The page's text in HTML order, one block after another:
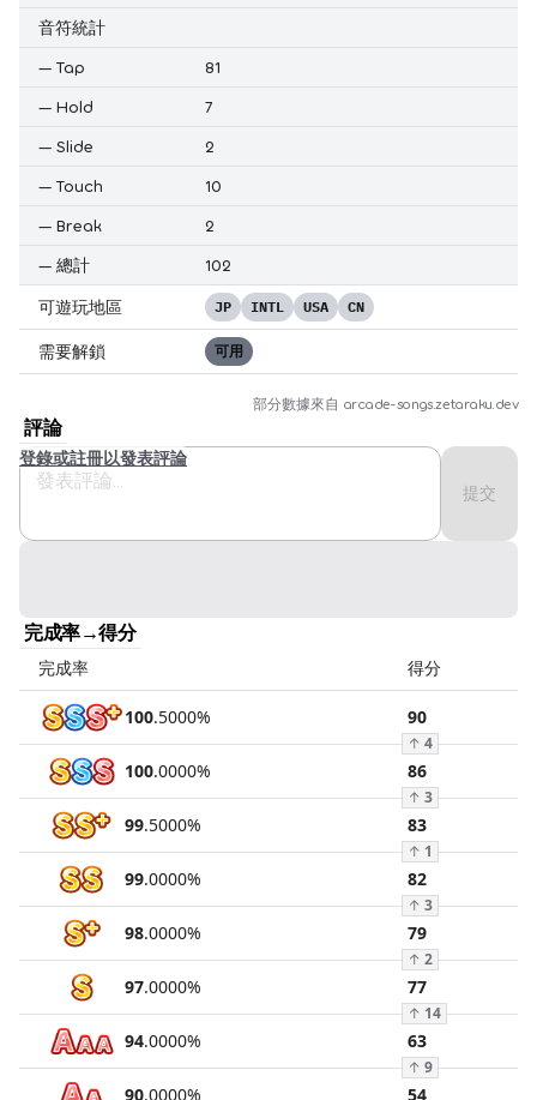
音符統計
— Tap
81
— Hold
7
— Slide
2
— Touch
10
— Break
2
— 總計 102
可遊玩地區 JP INTL USA CN
需要解鎖 可用
部分數據來自 arcade-songs.zetaraku.dev
評論
提交
登錄或註冊以發表評論
完成率→得分
完成率 得分
100.5000% 90
↑ 4
100.0000% 86
↑ 3
99.5000% 83
↑ 1
99.0000% 82
↑ 3
98.0000% 79
↑ 2
97.0000% 77
↑ 14
94.0000% 63
↑ 9
90.0000% 54